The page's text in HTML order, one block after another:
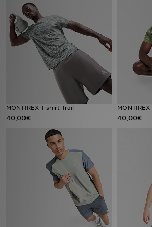
MONTIREX T-shirt Trail
40,00€ 40,00€
Collections
Marques
PROMOS
Suivre Ma Commande
Service client